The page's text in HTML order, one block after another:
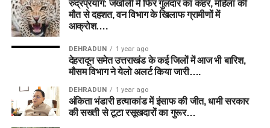
रुद्रप्रयाग: जखोली में फिर गुलदार का कहर, महिला की
मौत से दहशत, वन विभाग के खिलाफ ग्रामीणों में
आक्रोश….
DEHRADUN 1 year ago
देहरादून समेत उत्तराखंड के कई जिलों में आज भी बारिश,
मौसम विभाग ने येलो अलर्ट किया जारी….
DEHRADUN 1 year ago
अंकिता भंडारी हत्याकांड में इंसाफ की जीत, धामी सरकार
की सख्ती से टूटा रसूखदारों का गुरूर…